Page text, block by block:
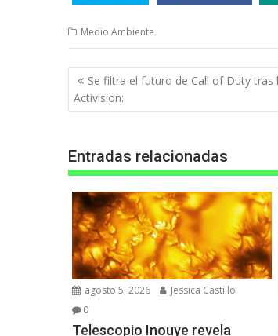
Medio Ambiente
Navegación
de
entradas
Se filtra el futuro de Call of Duty tras
Activision:
Entradas relacionadas
agosto 5, 2026
Jessica Castillo
0
Telescopio Inouye revela